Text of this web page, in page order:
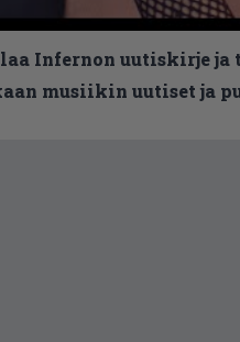
Infernon uutiskirje ja
musiikin uutiset ja